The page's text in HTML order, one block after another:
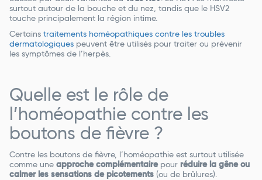
surtout autour de la bouche et du nez, tandis que le HSV2
touche principalement la région intime.
Certains traitements homéopathiques contre les troubles
dermatologiques peuvent être utilisés pour traiter ou prévenir
les symptômes de l’herpès.
Quelle est le rôle de
l’homéopathie contre les
boutons de fièvre ?
Contre les boutons de fièvre, l’homéopathie est surtout utilisée
comme une approche complémentairepour réduire la gêne ou
calmer les sensations de picotements (ou de brûlures).